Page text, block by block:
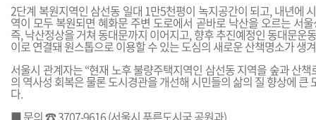
2단계 복원지역인 삼선동 일대 1만5천평이 녹지공간이 되고, 내년에
역이 모두 복원되면 혜화문 주변 도로에서 곧바로 낙산을 오르는 서
즉, 낙산정상을 거쳐 동대문까지 이어지고, 향후 추진예정인 동대문운
이로 연결돼 원스톱으로 이용할 수 있는 도심의 새로운 산책명소가 생
서울시 관계자는 “현재 노후 불량주택지역인 삼선동 지역을 숲과 산
의 역사성 회복은 물론 도시경관을 개선해 시민들의 삶의 질 향상에 큰
다.
■ 문의 ☎ 3707-9616 (서울시 푸른도시국 공원과)